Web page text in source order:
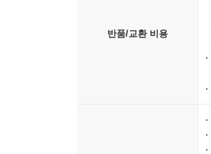
반품/교환 비용